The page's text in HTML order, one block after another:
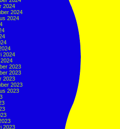
2024
2024
2024
2024
2023
2023
2023
2023
2023
2023